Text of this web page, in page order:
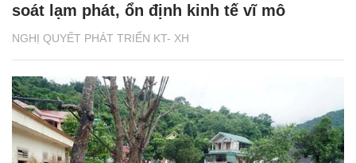
NGHỊ QUYẾT PHÁT TRIỂN KT- XH
soát lạm phát, ổn định kinh tế vĩ mô